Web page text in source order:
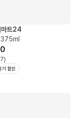
마트24
)
기 할인